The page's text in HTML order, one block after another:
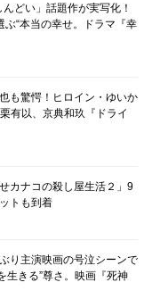
どい」話題作が実写化！
“本当の幸せ。ドラマ『幸
も驚愕！ヒロイン・ゆいか
有以、京典和玖『ドライ
カナコの殺し屋生活２」9
トも到着
り主演映画の号泣シーンで
生きる”尊さ。映画『死神